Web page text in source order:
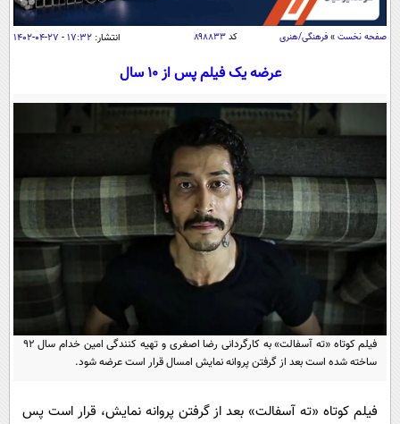
اقتصاد
اقتصادی
جامعه
حوادث
سلامت
یک برش دانایی
محیط زیست
سفر و تفریح
بین الملل
سیاست خارجی
فرهنگ و هنر
علم و دانش
فناوری و It
علمی
اخبار کریپتو
قرآن
گوناگون
سرگرمی
مجله تصویری سلاح
فیلم
ورزش
سرگرمی
خواندنی ها و دیدنی ها
پیامک
آموزش زبان
صفحه نخست » فرهنگی/هنری کد ۸۹۸۸۳۳ انتشار: ۱۷:۳۲ - ۲۷-۰۴-۱۴۰۲
عرضه یک فیلم پس از ۱۰ سال
فیلم کوتاه «ته آسفالت» به کارگردانی رضا اصغری و تهیه کنندگی امین خدام سال ۹۲
ساخته شده است بعد از گرفتن پروانه نمایش امسال قرار است عرضه شود.
فیلم کوتاه «ته آسفالت» بعد از گرفتن پروانه نمایش، قرار است پس